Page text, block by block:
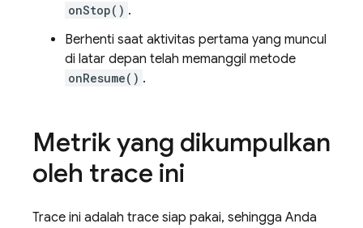
onStop() .
Berhenti saat aktivitas pertama yang muncul
di latar depan telah memanggil metode
onResume() .
Metrik yang dikumpulkan
oleh trace ini
Trace ini adalah trace siap pakai, sehingga Anda